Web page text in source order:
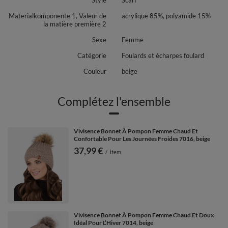
réduit de l'électricité statique dans les cheveux.
Pour certains modèles vous trouverez des accessoires assortis (tels que
des écharpes et des cache-cou) pour compléter un ensemble élégant.
Pour garder vos produits en bon état pendant longtemps, lavez-les à la
même temps en harmonie avec la nature. Il était fait de fibres totalement
Materialkomponente 1, Valeur de
la matière première 2
acrylique 85%, polyamide 15%
Sexe
Femme
Catégorie
Foulards et écharpes foulard
Couleur
beige
Complétez l'ensemble
Vivisence Bonnet À Pompon Femme Chaud Et
Confortable Pour Les Journées Froides 7016, beige
37,99 € / item
Vivisence Bonnet À Pompon Femme Chaud Et Doux
Idéal Pour L’Hiver 7014, beige